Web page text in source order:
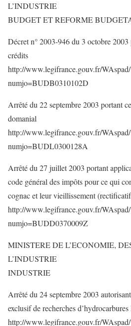
L’INDUSTRIE
BUDGET ET REFORME
Décret n° 2003-946 du 3 octobre
crédits
http://www.legifrance.gouv.fr/
numjo=BUDB0310102D
Arrêté du 22 septembre 2003 portant
domanial
http://www.legifrance.gouv.fr/
numjo=BUDL0300128A
Arrêté du 27 juillet 2003 portant
code général des impôts pour ce qui
cognac et leur vieillissement
http://www.legifrance.gouv.fr/
numjo=BUDD0370009Z
MINISTERE DE L’ECONOMIE,
L’INDUSTRIE
INDUSTRIE
Arrêté du 24 septembre 2003
exclusif de recherches
http://www.legifrance.gouv.fr/